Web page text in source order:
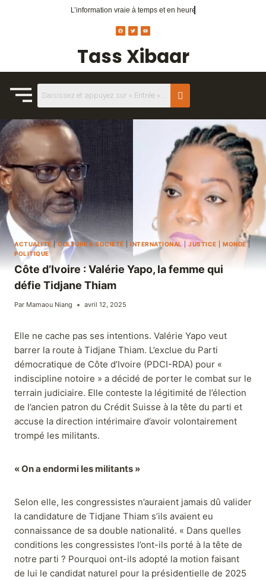
Tass Xibaar
L’information vraieà temps et en heure
ACTUALITÉ |CULTURE & SOCIÉTÉ INTERNATIONAL JUSTICE MONDE|
POLITIQUE
Côte d’Ivoire : Valérie Yapo, la femme qui
défie Tidjane Thiam
Par Mamaou Niang avril 12, 2025
Elle ne cache pas ses intentions. Valérie Yapo veut
barrer la route à Tidjane Thiam. L’exclue du Parti
démocratique de Côte d’Ivoire (PDCI-RDA) pour «
indiscipline notoire » a décidé de porter le combat sur le
terrain judiciaire. Elle conteste la légitimité de l’élection
de l’ancien patron du Crédit Suisse à la tête du parti et
accuse la direction intérimaire d’avoir volontairement
trompé les militants.
« On a endormi les militants »
Selon elle, les congressistes n’auraient jamais dû valider
la candidature de Tidjane Thiam s’ils avaient eu
connaissance de sa double nationalité. « Dans quelles
conditions les congressistes l’ont-ils porté à la tête de
notre parti ? Pourquoi ont-ils adopté la motion faisant
de lui le candidat naturel pour la présidentielle de 2025